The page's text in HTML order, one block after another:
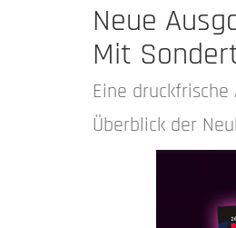
Neue
Mit
Eine
Überblick der